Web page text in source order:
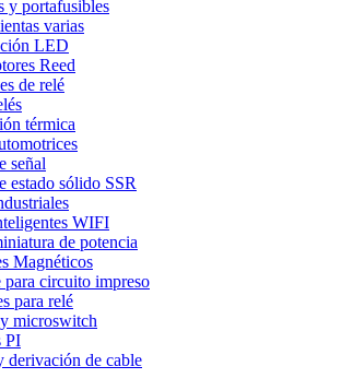
y portafusibles
varias
LED
Reed
de relé
térmica
señal
estado sólido SSR
WIFI
de potencia
Magnéticos
para circuito impreso
para relé
microswitch
PI
derivación de cable